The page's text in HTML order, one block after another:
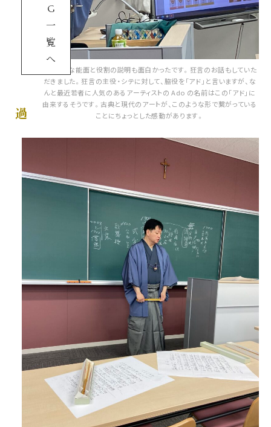
さまざまな能面と役割の説明も面白かったです。狂言のお話もしていた
だきました。狂言の主役・シテに対して、脇役を「アド」と言いますが、な
んと最近若者に人気のあるアーティストの Ado の名前はこの「アド」に
由来するそうです。古典と現代のアートが、このような形で繋がっている
ことにちょっとした感動があります。
G
一
覧
へ
過